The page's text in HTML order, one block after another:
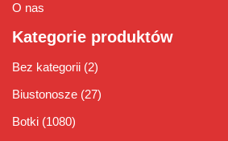
O nas
Kategorie produktów
Bez kategorii (2)
Biustonosze (27)
Botki (1080)